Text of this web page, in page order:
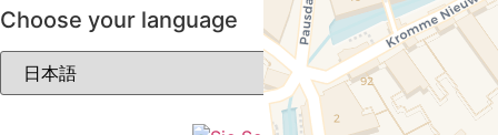
Choose your language